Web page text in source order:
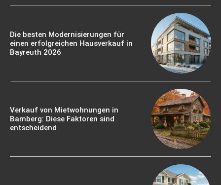
Die besten Modernisierungen für
einen erfolgreichen Hausverkauf in
Bayreuth 2026
Verkauf von Mietwohnungen in
Bamberg: Diese Faktoren sind
entscheidend